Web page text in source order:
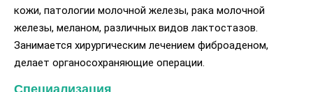
кожи, патологии молочной железы, рака молочной
железы, меланом, различных видов лактостазов.
Занимается хирургическим лечением фиброаденом,
делает органосохраняющие операции.
Специализация